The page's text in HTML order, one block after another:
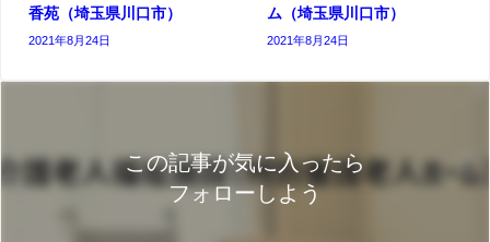
香苑（埼玉県川口市）
2021年8月24日
ム（埼玉県川口市）
2021年8月24日
この記事が気に入ったら
フォローしよう